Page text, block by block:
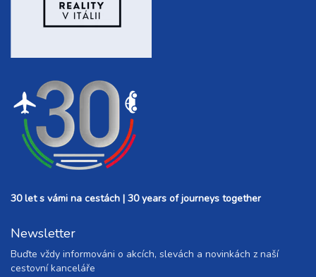
30 let s vámi na cestách | 30 years of journeys together
Newsletter
Buďte vždy informováni o akcích, slevách a novinkách z naší
cestovní kanceláře